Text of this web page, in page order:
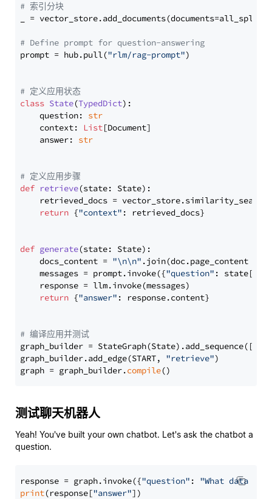
# 索引分块
_ = vector_store.add_documents(documents=all_splits)
# Define prompt for question-answering
prompt = hub.pull("rlm/rag-prompt")
# 定义应用状态
class State(TypedDict):
    question:
str
    context:
List[Document]
    answer:
str
# 定义应用步骤
def retrieve(state: State):
retrieved_docs =
return {"context" : retrieved_docs}
def generate(state: State):
    docs_content =
"\n\n" .join(doc.page_content
    messages = prompt.invoke({
"question" : state[
    response = llm.invoke(messages)
return {"answer" : response.content}
# 编译应用并测试
graph_builder =
graph_builder.add_edge(START, "retrieve")
graph = graph_builder.compile
测试聊天机器人
Yeah! You've built your own chatbot. Let's ask the chatbot a
question.
response = graph.invoke({"question" : "What data
print(response["answer"